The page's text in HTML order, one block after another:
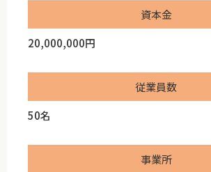
資本金
20,000,000円
従業員数
50名
事業所